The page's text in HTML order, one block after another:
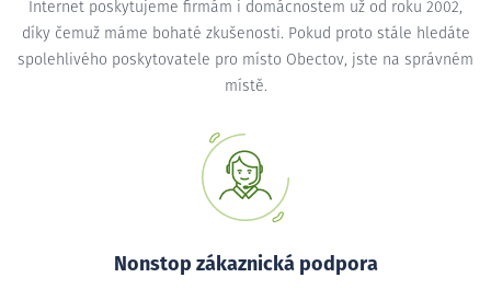
Internet poskytujeme firmám i domácnostem už od roku 2002,
díky čemuž máme bohaté zkušenosti. Pokud proto stále hledáte
spolehlivého poskytovatele pro místo Obectov, jste na správném
místě.
Nonstop zákaznická podpora